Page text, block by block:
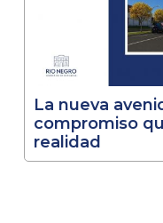
La nueva
compromiso
realidad